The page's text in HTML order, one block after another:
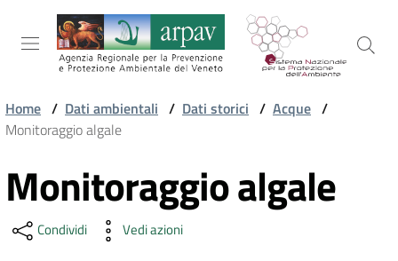
Salta al contenuto
Salta alla navigazione
Salta al footer
ARPAV
AMBIENTALI
Home / Dati ambientali / Dati storici / Acque /
Monitoraggio algale
Vai al contenuto
Monitoraggio algale
Condividi Vedi azioni